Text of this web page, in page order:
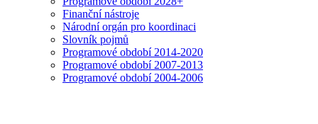
Finanční nástroje
Národní orgán pro koordinaci
Slovník pojmů
Programové období 2014-2020
Programové období 2007-2013
Programové období 2004-2006